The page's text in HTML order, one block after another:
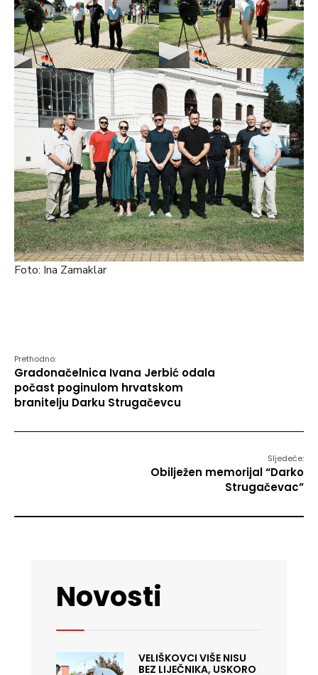
Foto: Ina Zamaklar
Prethodno:
Gradonačelnica Ivana Jerbić odala
počast poginulom hrvatskom
branitelju Darku Strugačevcu
Sljedeće:
Obilježen memorijal “Darko
Strugačevac”
Novosti
VELIŠKOVCI VIŠE NISU
BEZ LIJEČNIKA, USKORO